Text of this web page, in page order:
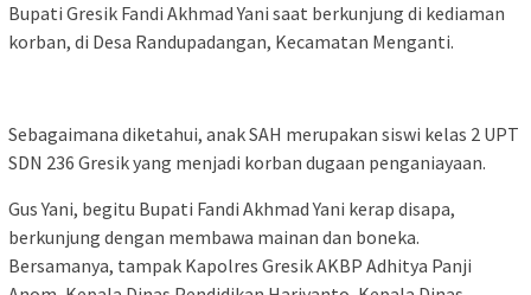
Bupati Gresik Fandi Akhmad Yani saat berkunjung di kediaman
korban, di Desa Randupadangan, Kecamatan Menganti.
Sebagaimana diketahui, anak SAH merupakan siswi kelas 2 UPT
SDN 236 Gresik yang menjadi korban dugaan penganiayaan.
Gus Yani, begitu Bupati Fandi Akhmad Yani kerap disapa,
berkunjung dengan membawa mainan dan boneka.
Bersamanya, tampak Kapolres Gresik AKBP Adhitya Panji